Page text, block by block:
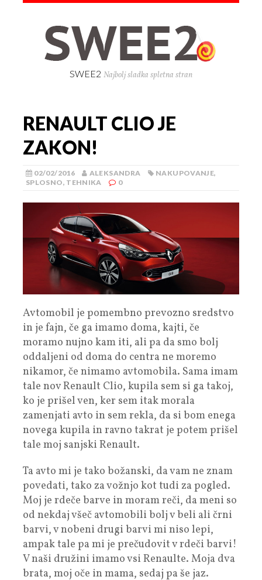
SWEE2 Najbolj sladka spletna stran
RENAULT CLIO JE
ZAKON!
02/02/2016 ALEKSANDRA NAKUPOVANJE,
SPLOSNO, TEHNIKA 0
Avtomobil je pomembno prevozno sredstvo
in je fajn, če ga imamo doma, kajti, če
moramo nujno kam iti, ali pa da smo bolj
oddaljeni od doma do centra ne moremo
nikamor, če nimamo avtomobila. Sama imam
tale nov Renault Clio, kupila sem si ga takoj,
ko je prišel ven, ker sem itak morala
zamenjati avto in sem rekla, da si bom enega
novega kupila in ravno takrat je potem prišel
tale moj sanjski Renault.
Ta avto mi je tako božanski, da vam ne znam
povedati, tako za vožnjo kot tudi za pogled.
Moj je rdeče barve in moram reči, da meni so
od nekdaj všeč avtomobili bolj v beli ali črni
barvi, v nobeni drugi barvi mi niso lepi,
ampak tale pa mi je prečudovit v rdeči barvi!
V naši družini imamo vsi Renaulte. Moja dva
brata, moj oče in mama, sedaj pa še jaz.